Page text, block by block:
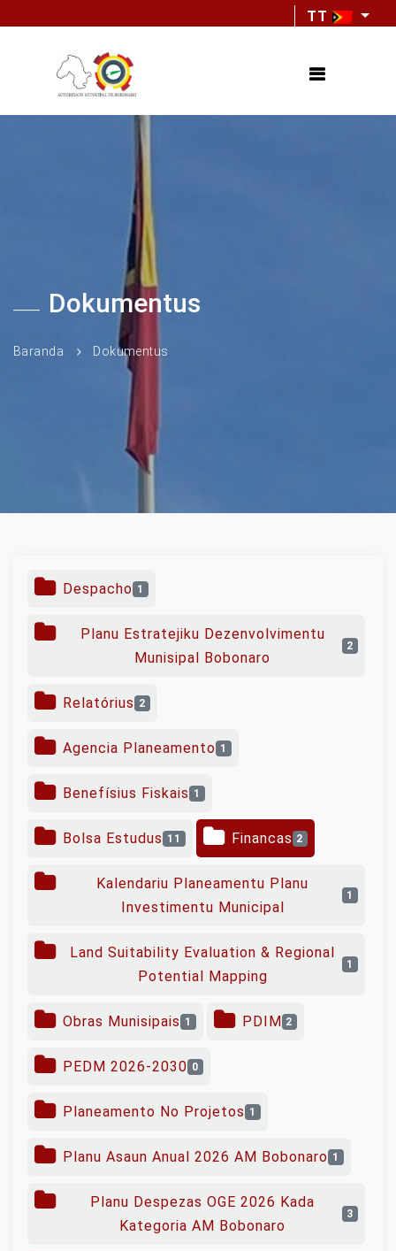
TT
Dokumentus
Baranda Dokumentus
Despacho 1
Planu Estratejiku Dezenvolvimentu
Munisipal Bobonaro
2
Relatórius 2
Agencia Planeamento 1
Benefísius Fiskais 1
Bolsa Estudus 11 Financas 2
Kalendariu Planeamentu Planu
Investimentu Municipal
1
Land Suitability Evaluation & Regional
Potential Mapping
1
Obras Munisipais 1 PDIM 2
PEDM 2026-2030 0
Planeamento No Projetos 1
Planu Asaun Anual 2026 AM Bobonaro 1
Planu Despezas OGE 2026 Kada
Kategoria AM Bobonaro
3